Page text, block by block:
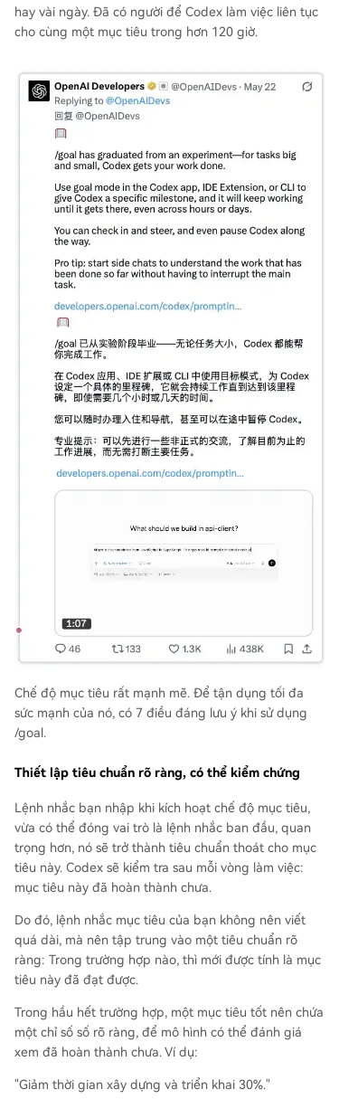
hay vài ngày. Đã có người để Codex làm việc liên tục
cho cùng một mục tiêu trong hơn 120 giờ.
Chế độ mục tiêu rất mạnh mẽ. Để tận dụng tối đa
sức mạnh của nó, có 7 điều đáng lưu ý khi sử dụng
/goal.
Thiết lập tiêu chuẩn rõ ràng, có thể kiểm chứng
Lệnh nhắc bạn nhập khi kích hoạt chế độ mục tiêu,
vừa có thể đóng vai trò là lệnh nhắc ban đầu, quan
trọng hơn, nó sẽ trở thành tiêu chuẩn thoát cho mục
tiêu này. Codex sẽ kiểm tra sau mỗi vòng làm việc:
mục tiêu này đã hoàn thành chưa.
Do đó, lệnh nhắc mục tiêu của bạn không nên viết
quá dài, mà nên tập trung vào một tiêu chuẩn rõ
ràng: Trong trường hợp nào, thì mới được tính là mục
tiêu này đã đạt được.
Trong hầu hết trường hợp, một mục tiêu tốt nên chứa
một chỉ số số rõ ràng, để mô hình có thể đánh giá
xem đã hoàn thành chưa. Ví dụ:
"Giảm thời gian xây dựng và triển khai 30%."